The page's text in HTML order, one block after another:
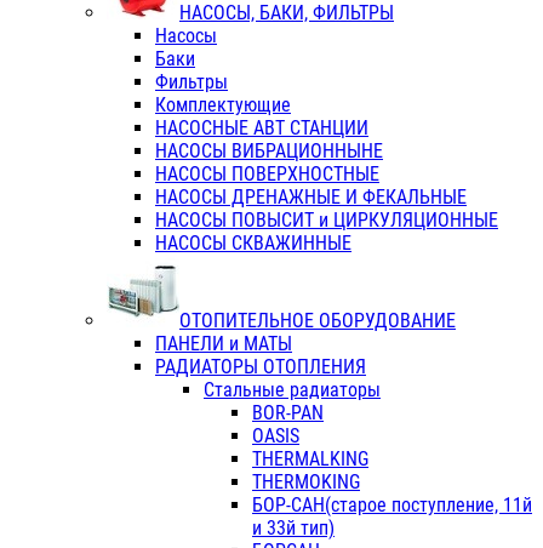
НАСОСЫ, БАКИ, ФИЛЬТРЫ
Насосы
Баки
Фильтры
Комплектующие
НАСОСНЫЕ АВТ СТАНЦИИ
НАСОСЫ ВИБРАЦИОННЫНЕ
НАСОСЫ ПОВЕРХНОСТНЫЕ
НАСОСЫ ДРЕНАЖНЫЕ И ФЕКАЛЬНЫЕ
НАСОСЫ ПОВЫСИТ и ЦИРКУЛЯЦИОННЫЕ
НАСОСЫ СКВАЖИННЫЕ
ОТОПИТЕЛЬНОЕ ОБОРУДОВАНИЕ
ПАНЕЛИ и МАТЫ
РАДИАТОРЫ ОТОПЛЕНИЯ
Стальные радиаторы
BOR-PAN
OASIS
THERMALKING
THERMOKING
БОР-САН(старое поступление, 11й
и 33й тип)